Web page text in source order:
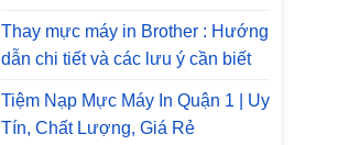
Thay mực máy in Brother : Hướng
dẫn chi tiết và các lưu ý cần biết
Tiệm Nạp Mực Máy In Quận 1 | Uy
Tín, Chất Lượng, Giá Rẻ